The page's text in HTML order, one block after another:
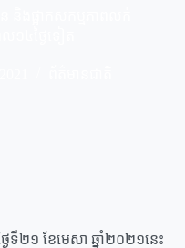
ៃទី២១ ខែមេសា ឆ្នាំ២០២១នេះ